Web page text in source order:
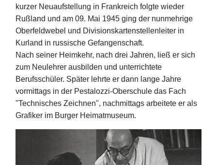
kurzer Neuaufstellung in Frankreich folgte wieder
Rußland und am 09. Mai 1945 ging der nunmehrige
Oberfeldwebel und Divisionskartenstellenleiter in
Kurland in russische Gefangenschaft.
Nach seiner Heimkehr, nach drei Jahren, ließ er sich
zum Neulehrer ausbilden und unterrichtete
Berufsschüler. Später lehrte er dann lange Jahre
vormittags in der Pestalozzi-Oberschule das Fach
"Technisches Zeichnen", nachmittags arbeitete er als
Grafiker im Burger Heimatmuseum.